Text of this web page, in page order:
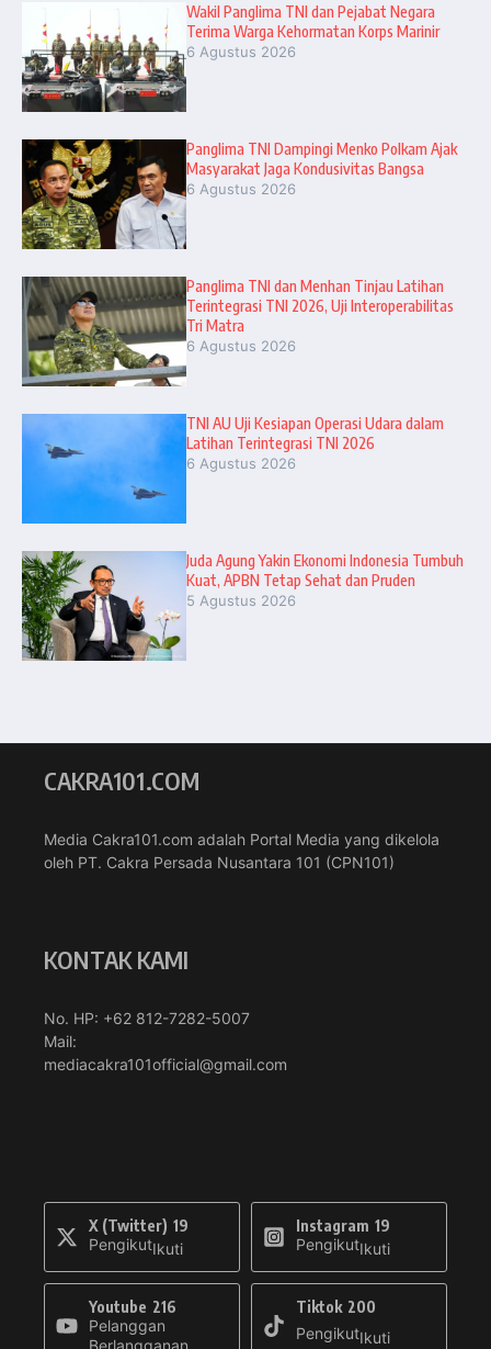
Wakil Panglima TNI dan Pejabat Negara
Terima Warga Kehormatan Korps Marinir
6 Agustus 2026
Panglima TNI Dampingi Menko Polkam Ajak
Masyarakat Jaga Kondusivitas Bangsa
6 Agustus 2026
Panglima TNI dan Menhan Tinjau Latihan
Terintegrasi TNI 2026, Uji Interoperabilitas
Tri Matra
6 Agustus 2026
TNI AU Uji Kesiapan Operasi Udara dalam
Latihan Terintegrasi TNI 2026
6 Agustus 2026
Juda Agung Yakin Ekonomi Indonesia Tumbuh
Kuat, APBN Tetap Sehat dan Pruden
5 Agustus 2026
CAKRA101.COM
Media Cakra101.com adalah Portal Media yang dikelola
oleh PT. Cakra Persada Nusantara 101 (CPN101)
KONTAK KAMI
No. HP: +62 812-7282-5007
Mail:
mediacakra101official@gmail.com
X (Twitter) 19
PengikutIkuti
Instagram 19
PengikutIkuti
Youtube 216
Pelanggan
Berlangganan
Tiktok 200
PengikutIkuti